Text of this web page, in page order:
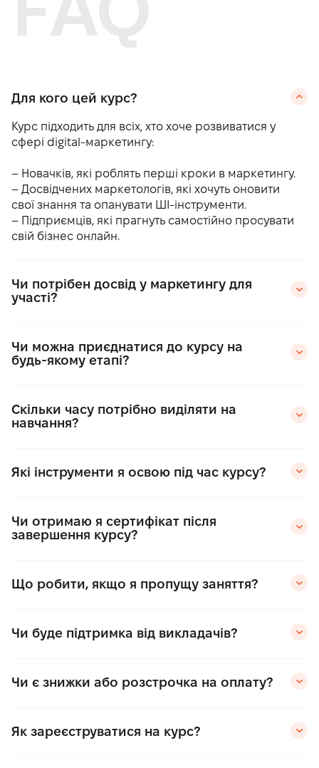
Для кого цей курс?
Курс підходить для всіх, хто хоче розвиватися у
сфері digital-маркетингу:
– Новачків, які роблять перші кроки в маркетингу.
– Досвідчених маркетологів, які хочуть оновити
свої знання та опанувати ШІ-інструменти.
– Підприємців, які прагнуть самостійно просувати
свій бізнес онлайн.
Чи потрібен досвід у маркетингу для
участі?
Чи можна приєднатися до курсу на
будь-якому етапі?
Скільки часу потрібно виділяти на
навчання?
Які інструменти я освою під час курсу?
Чи отримаю я сертифікат після
завершення курсу?
Що робити, якщо я пропущу заняття?
Чи буде підтримка від викладачів?
Чи є знижки або розстрочка на оплату?
Як зареєструватися на курс?